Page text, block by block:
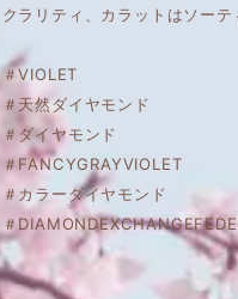
クラリティ、カラットはソー
＃VIOLET
＃天然ダイヤモンド
＃ダイヤモンド
＃FANCYGRAYVIOLET
＃カラーダイヤモンド
＃